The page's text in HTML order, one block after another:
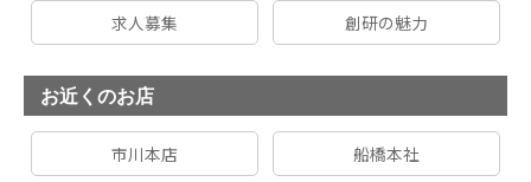
求人募集 創研の魅力
お近くのお店
市川本店 船橋本社